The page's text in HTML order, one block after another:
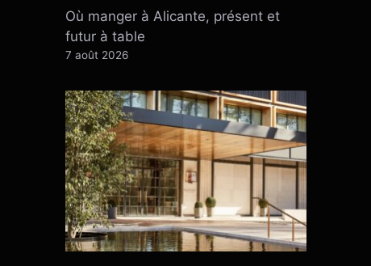
Où manger à Alicante, présent et
futur à table
7 août 2026